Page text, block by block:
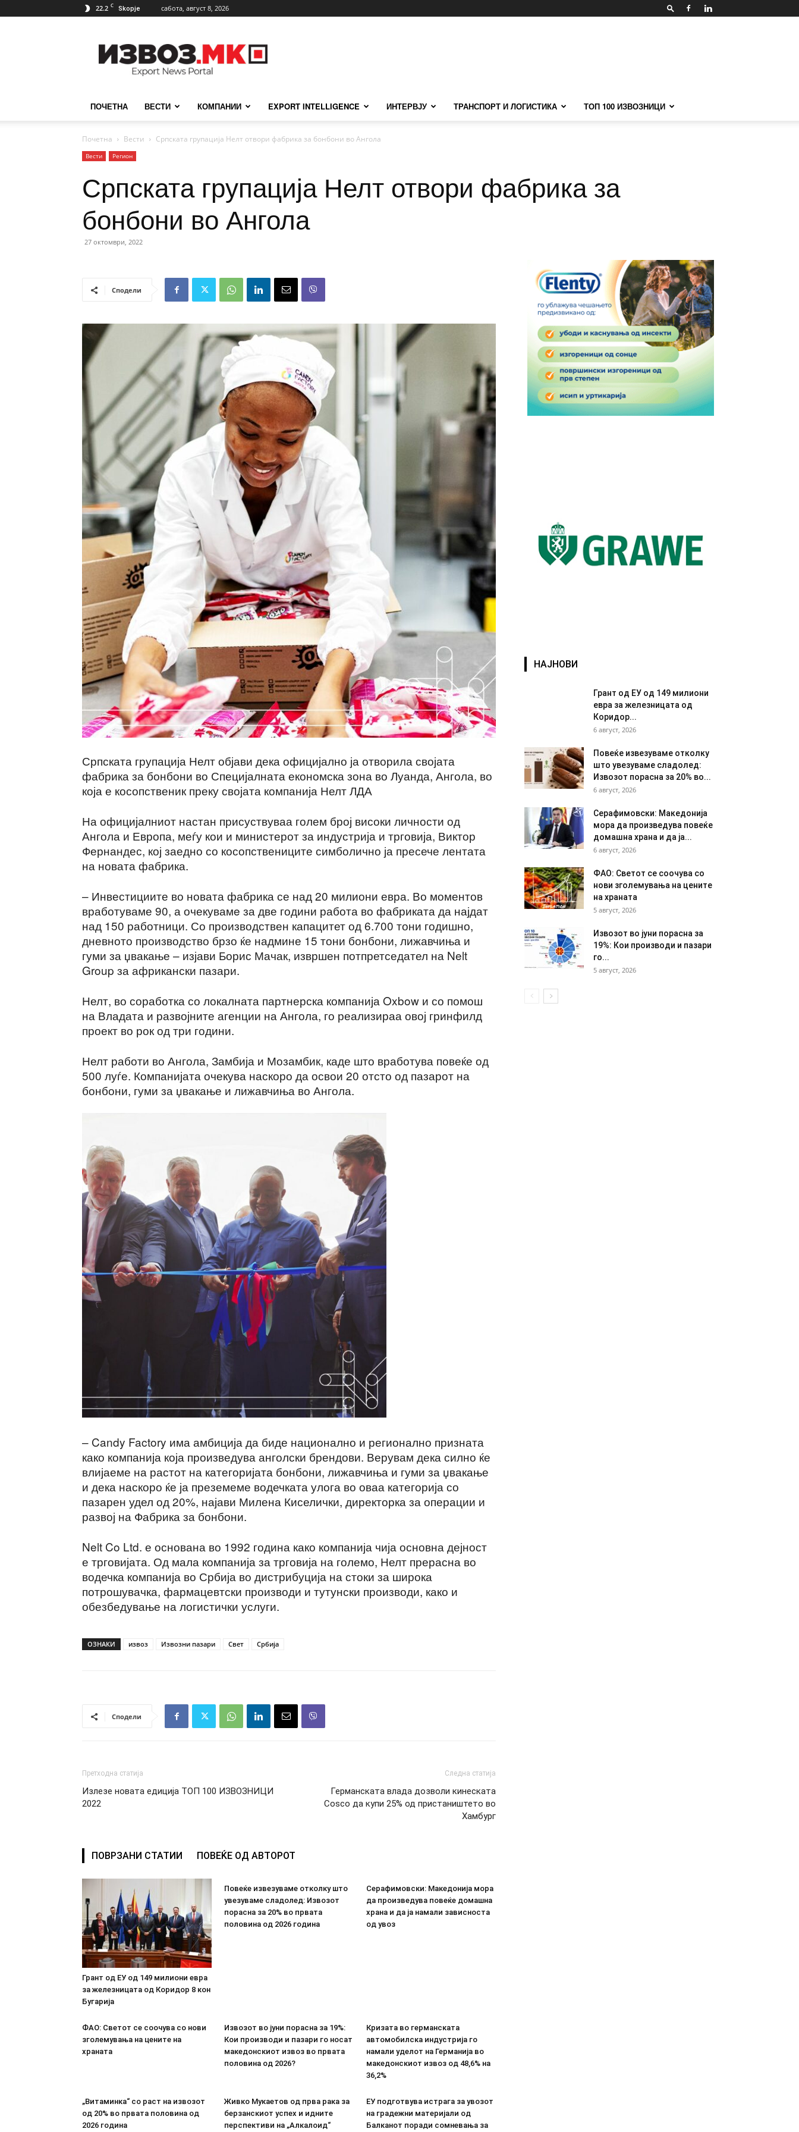
22.2 C Skopje сабота, август 8, 2026
ПОЧЕТНА ВЕСТИ КОМПАНИИ EXPORT INTELLIGENCE ИНТЕРВЈУ ТРАНСПОРТ И ЛОГИСТИКА ТОП 100 ИЗВОЗНИЦИ
Почетна Вести Српската групација Нелт отвори фабрика за бонбони во Ангола
Вести Регион
Српската групација Нелт отвори фабрика за
бонбони во Ангола
27 октомври, 2022
Сподели
Српската групација Нелт објави дека официјално ја отворила својата
фабрика за бонбони во Специјалната економска зона во Луанда, Ангола, во
која е косопственик преку својата компанија Нелт ЛДА
На официјалниот настан присуствуваа голем број високи личности од
Ангола и Европа, меѓу кои и министерот за индустрија и трговија, Виктор
Фернандес, кој заедно со косопствениците симболично ја пресече лентата
на новата фабрика.
– Инвестициите во новата фабрика се над 20 милиони евра. Во моментов
вработуваме 90, а очекувамe за две години работа во фабриката да најдат
над 150 работници. Со производствен капацитет од 6.700 тони годишно,
дневното производство брзо ќе надмине 15 тони бонбони, лижавчиња и
гуми за џвакање – изјави Борис Мачак, извршен потпретседател на Nelt
Group за африкански пазари.
Нелт, во соработка со локалната партнерска компанија Oxbow и со помош
на Владата и развојните агенции на Ангола, го реализираа овој гринфилд
проект во рок од три години.
Нелт работи во Ангола, Замбија и Мозамбик, каде што вработува повеќе од
500 луѓе. Компанијата очекува наскоро да освои 20 отсто од пазарот на
бонбони, гуми за џвакање и лижавчиња во Ангола.
– Candy Factory има амбиција да биде национално и регионално призната
како компанија која произведува анголски брендови. Верувам дека силно ќе
влијаеме на растот на категоријата бонбони, лижавчиња и гуми за џвакање
и дека наскоро ќе ја преземеме водечката улога во оваа категорија со
пазарен удел од 20%, најави Милена Киселички, директорка за операции и
развој на Фабрика за бонбони.
Nelt Co Ltd. е основана во 1992 година како компанија чија основна дејност
е трговијата. Од мала компанија за трговија на големо, Нелт прерасна во
водечка компанија во Србија во дистрибуција на стоки за широка
потрошувачка, фармацевтски производи и тутунски производи, како и
обезбедување на логистички услуги.
ОЗНАКИ извоз Извозни пазари Свет Србија
Сподели
Претходна статија
Излезе новата едиција ТОП 100 ИЗВОЗНИЦИ
2022
Следна статија
Германската влада дозволи кинеската
Cosco да купи 25% од пристаништето во
Хамбург
ПОВРЗАНИ СТАТИИ ПОВЕЌЕ ОД АВТОРОТ
Грант од ЕУ од 149 милиони евра
за железницата од Коридор 8 кон
Бугарија
Повеќе извезуваме отколку што
увезуваме сладолед: Извозот
порасна за 20% во првата
половина од 2026 година
Серафимовски: Македонија мора
да произведува повеќе домашна
храна и да ја намали зависноста
од увоз
ФАО: Светот се соочува со нови
зголемувања на цените на
храната
Извозот во јуни порасна за 19%:
Кои производи и пазари го носат
македонскиот извоз во првата
половина од 2026?
Кризата во германската
автомобилска индустрија го
намали уделот на Германија во
македонскиот извоз од 48,6% на
36,2%
„Витаминка“ со раст на извозот
од 20% во првата половина од
2026 година
Живко Мукаетов од прва рака за
берзанскиот успех и идните
перспективи на „Алкалоид“
ЕУ подготвува истрага за увозот
на градежни материјали од
Балканот поради сомневања за
НАЈНОВИ
Грант од ЕУ од 149 милиони
евра за железницата од
Коридор...
6 август, 2026
Повеќе извезуваме отколку
што увезуваме сладолед:
Извозот порасна за 20% во...
6 август, 2026
Серафимовски: Македонија
мора да произведува повеќе
домашна храна и да ја...
6 август, 2026
ФАО: Светот се соочува со
нови зголемувања на цените
на храната
5 август, 2026
Извозот во јуни порасна за
19%: Кои производи и пазари
го...
5 август, 2026